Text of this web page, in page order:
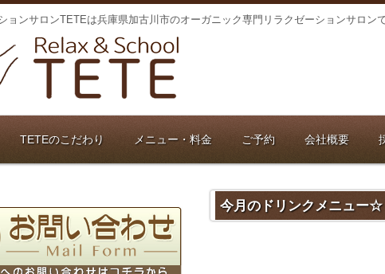
ョンサロンTETEは兵庫県加古川市のオーガニック専門リラクゼーションサロン
TETEのこだわり メニュー・料金 ご予約 会社概要
今月のドリンクメニュー☆